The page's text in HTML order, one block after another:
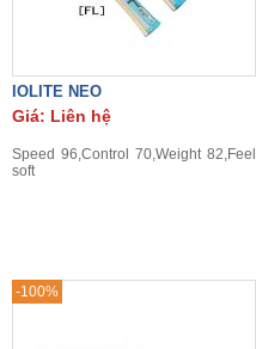
IOLITE NEO
Giá: Liên hệ
Speed 96,Control 70,Weight 82,Feel
soft
-100%